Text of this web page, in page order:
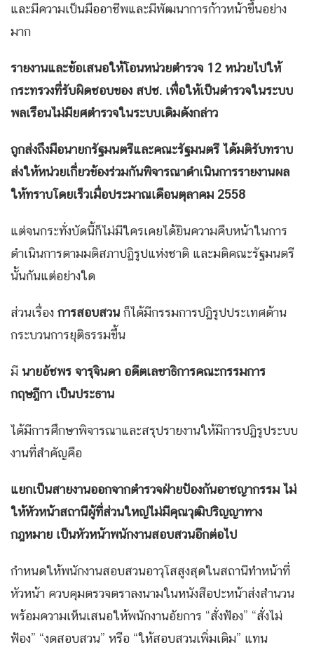
และมีความเป็นมืออาชีพและมีพัฒนาการก้าวหน้าขึ้นอย่าง
มาก
รายงานและข้อเสนอให้โอนหน่วยตำรวจ 12 หน่วยไปให้
กระทรวงที่รับผิดชอบของ สปช. เพื่อให้เป็นตำรวจในระบบ
พลเรือนไม่มียศตำรวจในระบบเดิมดังกล่าว
ถูกส่งถึงมือนายกรัฐมนตรีและคณะรัฐมนตรี ได้มติรับทราบ
ส่งให้หน่วยเกี่ยวข้องร่วมกันพิจารณาดำเนินการรายงานผล
ให้ทราบโดยเร็วเมื่อประมาณเดือนตุลาคม 2558
แต่จนกระทั่งบัดนี้ก็ไม่มีใครเคยได้ยินความคืบหน้าในการ
ดำเนินการตามมติสภาปฏิรูปแห่งชาติ และมติคณะรัฐมนตรี
นั้นกันแต่อย่างใด
ส่วนเรื่อง การสอบสวน ก็ได้มีกรรมการปฏิรูปประเทศด้าน
กระบวนการยุติธรรมขึ้น
มี นายอัชพร จารุจินดา อดีตเลขาธิการคณะกรรมการ
กฤษฎีกา เป็นประธาน
ได้มีการศึกษาพิจารณาและสรุปรายงานให้มีการปฏิรูประบบ
งานที่สำคัญคือ
แยกเป็นสายงานออกจากตำรวจฝ่ายป้องกันอาชญากรรม ไม่
ให้หัวหน้าสถานีผู้ที่ส่วนใหญ่ไม่มีคุณวุฒิปริญญาทาง
กฎหมาย เป็นหัวหน้าพนักงานสอบสวนอีกต่อไป
กำหนดให้พนักงานสอบสวนอาวุโสสูงสุดในสถานีทำหน้าที่
หัวหน้า ควบคุมตรวจตราลงนามในหนังสือปะหน้าส่งสำนวน
พร้อมความเห็นเสนอให้พนักงานอัยการ “สั่งฟ้อง” “สั่งไม่
ฟ้อง” “งดสอบสวน” หรือ “ให้สอบสวนเพิ่มเติม” แทน